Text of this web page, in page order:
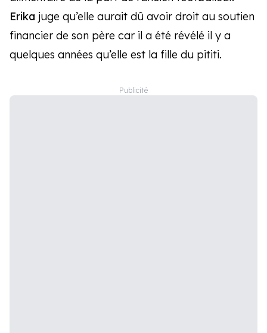
Erika juge qu’elle aurait dû avoir droit au soutien
financier de son père car il a été révélé il y a
quelques années qu’elle est la fille du pititi.